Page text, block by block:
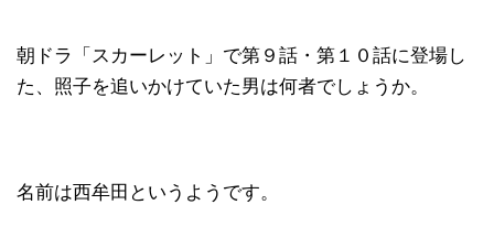
朝ドラ「スカーレット」で第９話・第１０話に登場し
た、照子を追いかけていた男は何者でしょうか。
名前は西牟田というようです。